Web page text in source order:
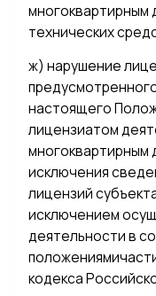
многоквартирным
технических
ж) нарушение
настоящего
лицензиатом
многоквартирным
исключения
лицензий
исключением
деятельности в
кодекса